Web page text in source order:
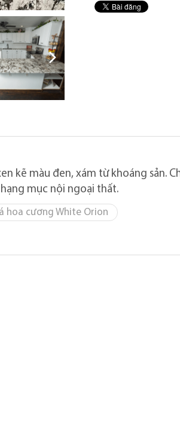
kẽ màu đen, xám từ khoáng sản.
mục nội ngoại thất.
hoa cương White Orion